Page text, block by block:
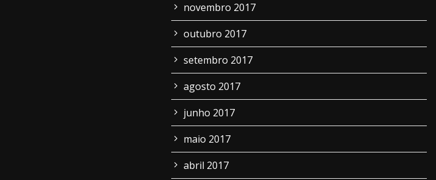
novembro 2017
outubro 2017
setembro 2017
agosto 2017
junho 2017
maio 2017
abril 2017